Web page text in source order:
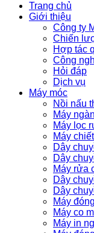
Trang chủ
Giới thiệu
Công ty
Chiến
Hợp tác
Công
Hỏi đáp
Dịch vụ
Máy móc
Nồi nấu
Máy
Máy lọc
Máy
Dây
Dây
Máy rửa
Dây
Dây
Máy
Máy co
Máy in